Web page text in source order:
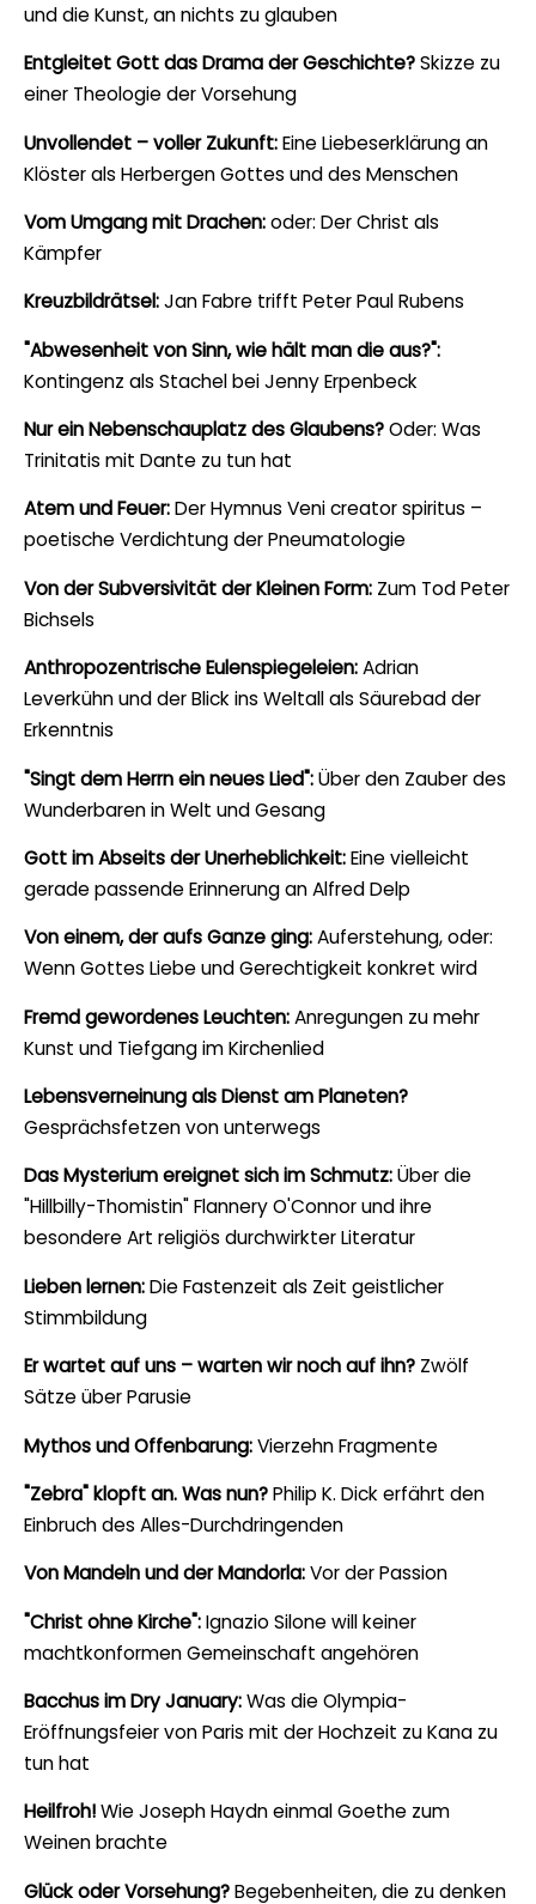
und die Kunst, an nichts zu glauben
Entgleitet Gott das Drama der Geschichte?Skizze zu
einer Theologie der Vorsehung
Unvollendet – voller Zukunft:Eine Liebeserklärung an
Klöster als Herbergen Gottes und des Menschen
Vom Umgang mit Drachen:oder: Der Christ als
Kämpfer
Kreuzbildrätsel:Jan Fabre trifft Peter Paul Rubens
"Abwesenheit von Sinn, wie hält man die aus?":
Kontingenz als Stachel bei Jenny Erpenbeck
Nur ein Nebenschauplatz des Glaubens?Oder: Was
Trinitatis mit Dante zu tun hat
Atem und Feuer:Der Hymnus Veni creator spiritus –
poetische Verdichtung der Pneumatologie
Von der Subversivität der Kleinen Form: Zum Tod Peter
Bichsels
Anthropozentrische Eulenspiegeleien:Adrian
Leverkühn und der Blick ins Weltall als Säurebad der
Erkenntnis
"Singt dem Herrn ein neues Lied":Über den Zauber des
Wunderbaren in Welt und Gesang
Gott im Abseits der Unerheblichkeit:Eine vielleicht
gerade passende Erinnerung an Alfred Delp
Von einem, der aufs Ganze ging:Auferstehung, oder:
Wenn Gottes Liebe und Gerechtigkeit konkret wird
Fremd gewordenes Leuchten:Anregungen zu mehr
Kunst und Tiefgang im Kirchenlied
Lebensverneinung als Dienst am Planeten?
Gesprächsfetzen von unterwegs
Das Mysterium ereignet sich im Schmutz:Über die
"Hillbilly-Thomistin" Flannery O'Connor und ihre
besondere Art religiös durchwirkter Literatur
Lieben lernen:Die Fastenzeit als Zeit geistlicher
Stimmbildung
Er wartet auf uns – warten wir noch auf ihn? Zwölf
Sätze über Parusie
Mythos und Offenbarung:Vierzehn Fragmente
"Zebra" klopft an. Was nun?Philip K. Dick erfährt den
Einbruch des Alles-Durchdringenden
Von Mandeln und der Mandorla:Vor der Passion
"Christ ohne Kirche":Ignazio Silone will keiner
machtkonformen Gemeinschaft angehören
Bacchus im Dry January:Was die Olympia-
Eröffnungsfeier von Paris mit der Hochzeit zu Kana zu
tun hat
Heilfroh!Wie Joseph Haydn einmal Goethe zum
Weinen brachte
Glück oder Vorsehung?Begebenheiten, die zu denken